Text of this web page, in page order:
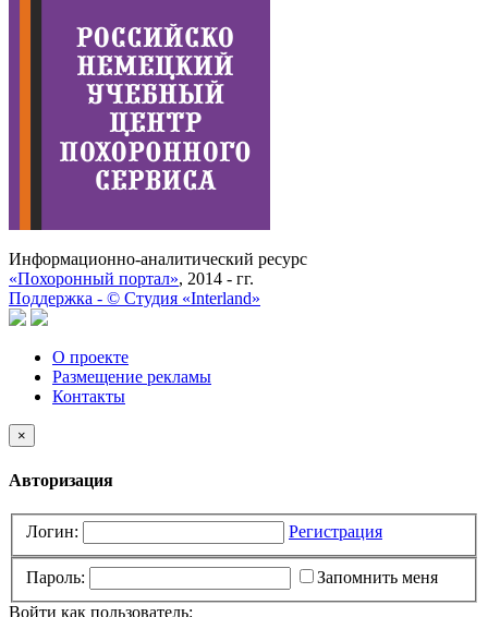
Информационно-аналитический ресурс
«Похоронный портал», 2014 - гг.
Поддержка - © Cтудия «Interland»
О проекте
Размещение рекламы
Контакты
×
Авторизация
Логин: Регистрация
Пароль:
Запомнить меня
Войти как пользователь: